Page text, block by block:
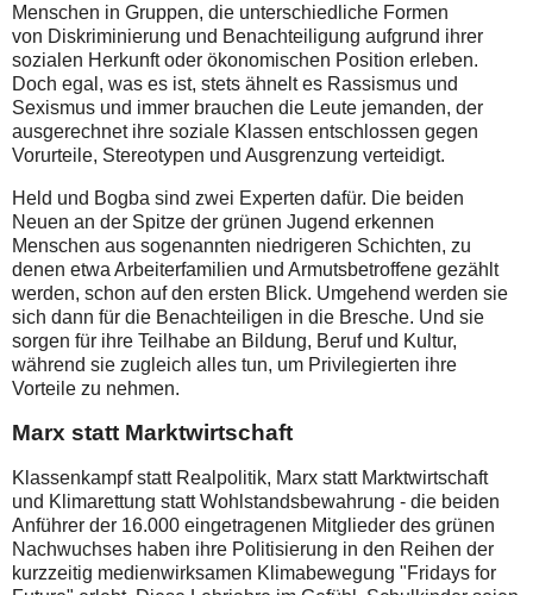
Menschen in Gruppen, die unterschiedliche Formen
von Diskriminierung und Benachteiligung aufgrund ihrer
sozialen Herkunft oder ökonomischen Position erleben.
Doch egal, was es ist, stets ähnelt es Rassismus und
Sexismus und immer brauchen die Leute jemanden, der
ausgerechnet ihre soziale Klassen entschlossen gegen
Vorurteile, Stereotypen und Ausgrenzung verteidigt.
Held und Bogba sind zwei Experten dafür. Die beiden
Neuen an der Spitze der grünen Jugend erkennen
Menschen aus sogenannten niedrigeren Schichten, zu
denen etwa Arbeiterfamilien und Armutsbetroffene gezählt
werden, schon auf den ersten Blick. Umgehend werden sie
sich dann für die Benachteiligen in die Bresche. Und sie
sorgen für ihre Teilhabe an Bildung, Beruf und Kultur,
während sie zugleich alles tun, um Privilegierten ihre
Vorteile zu nehmen.
Marx statt Marktwirtschaft
Klassenkampf statt Realpolitik, Marx statt Marktwirtschaft
und Klimarettung statt Wohlstandsbewahrung - die beiden
Anführer der 16.000 eingetragenen Mitglieder des grünen
Nachwuchses haben ihre Politisierung in den Reihen der
kurzzeitig medienwirksamen Klimabewegung "Fridays for